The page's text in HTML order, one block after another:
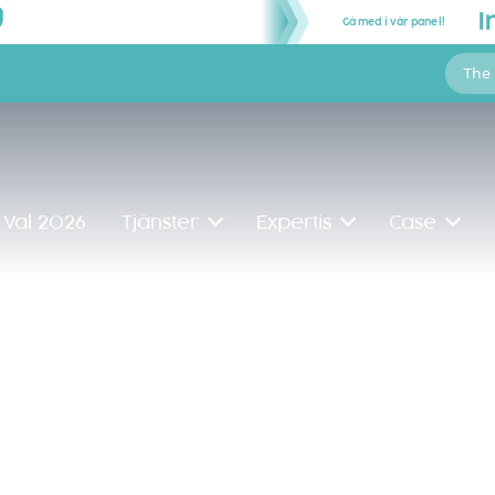
Gå med i vår panel!
The
Val 2026 Tjänster Expertis Case